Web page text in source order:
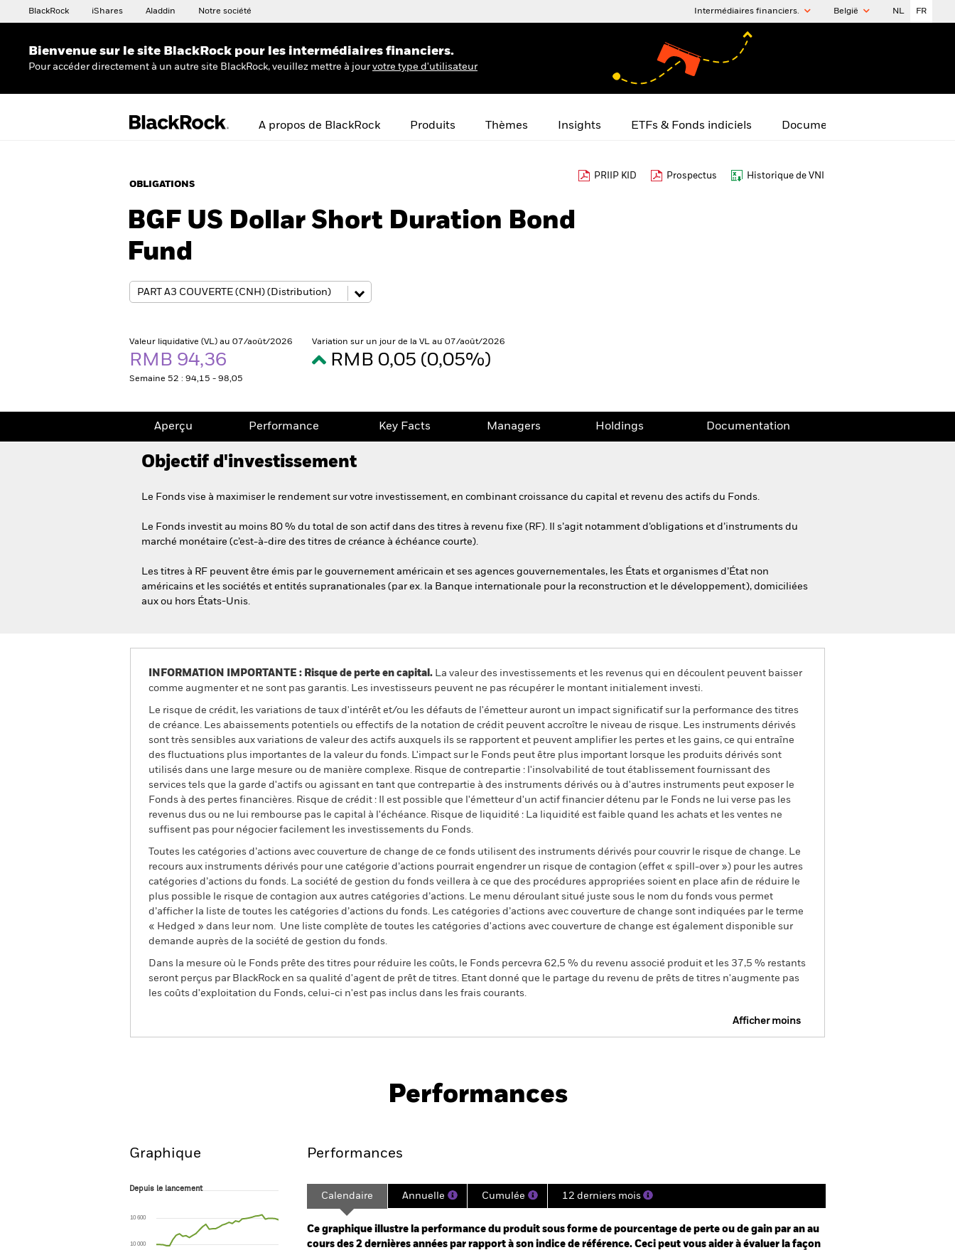
BlackRock iShares Aladdin Notre société Intermédiaires financiers. België NL FR
Bienvenue sur le site BlackRock pour les intermédiaires financiers.
Pour accéder directement à un autre site BlackRock, veuillez mettre à jour votre type d'utilisateur
A propos de BlackRock Produits Thèmes Insights ETFs & Fonds indiciels Documents
OBLIGATIONS
PRIIP KID Prospectus Historique de VNI
BGF US Dollar Short Duration Bond
Fund
Valeur liquidative (VL) au 07/août/2026
RMB 94,36
Semaine 52 : 94,15 - 98,05
Variation sur un jour de la VL au 07/août/2026
RMB 0,05 (0,05%)
Aperçu Performance Key Facts Managers Holdings Documentation
Objectif d'investissement
Le Fonds vise à maximiser le rendement sur votre investissement, en combinant croissance du capital et revenu des actifs du Fonds.
Le Fonds investit au moins 80 % du total de son actif dans des titres à revenu fixe (RF). Il s’agit notamment d’obligations et d’instruments du
marché monétaire (c’est-à-dire des titres de créance à échéance courte).
Les titres à RF peuvent être émis par le gouvernement américain et ses agences gouvernementales, les États et organismes d’État non
américains et les sociétés et entités supranationales (par ex. la Banque internationale pour la reconstruction et le développement), domiciliées
aux ou hors États-Unis.
INFORMATION IMPORTANTE : Risque de perte en capital. La valeur des investissements et les revenus qui en découlent peuvent baisser
comme augmenter et ne sont pas garantis. Les investisseurs peuvent ne pas récupérer le montant initialement investi.
Le risque de crédit, les variations de taux d'intérêt et/ou les défauts de l'émetteur auront un impact significatif sur la performance des titres
de créance. Les abaissements potentiels ou effectifs de la notation de crédit peuvent accroître le niveau de risque. Les instruments dérivés
sont très sensibles aux variations de valeur des actifs auxquels ils se rapportent et peuvent amplifier les pertes et les gains, ce qui entraîne
des fluctuations plus importantes de la valeur du fonds. L'impact sur le Fonds peut être plus important lorsque les produits dérivés sont
utilisés dans une large mesure ou de manière complexe. Risque de contrepartie : l'insolvabilité de tout établissement fournissant des
services tels que la garde d'actifs ou agissant en tant que contrepartie à des instruments dérivés ou à d'autres instruments peut exposer le
Fonds à des pertes financières. Risque de crédit : Il est possible que l'émetteur d'un actif financier détenu par le Fonds ne lui verse pas les
revenus dus ou ne lui rembourse pas le capital à l'échéance. Risque de liquidité : La liquidité est faible quand les achats et les ventes ne
suffisent pas pour négocier facilement les investissements du Fonds.
Toutes les catégories d’actions avec couverture de change de ce fonds utilisent des instruments dérivés pour couvrir le risque de change. Le
recours aux instruments dérivés pour une catégorie d’actions pourrait engendrer un risque de contagion (effet « spill-over ») pour les autres
catégories d’actions du fonds. La société de gestion du fonds veillera à ce que des procédures appropriées soient en place afin de réduire le
plus possible le risque de contagion aux autres catégories d’actions. Le menu déroulant situé juste sous le nom du fonds vous permet
d’afficher la liste de toutes les catégories d’actions du fonds. Les catégories d’actions avec couverture de change sont indiquées par le terme
« Hedged » dans leur nom. Une liste complète de toutes les catégories d'actions avec couverture de change est également disponible sur
demande auprès de la société de gestion du fonds.
Dans la mesure où le Fonds prête des titres pour réduire les coûts, le Fonds percevra 62,5 % du revenu associé produit et les 37,5 % restants
seront perçus par BlackRock en sa qualité d'agent de prêt de titres. Etant donné que le partage du revenu de prêts de titres n'augmente pas
les coûts d'exploitation du Fonds, celui-ci n'est pas inclus dans les frais courants.
Afficher moins
Key Facts Managers
Performances
Graphique
Depuis le lancement
The chart has 1 X axis displaying Time. Range: 2023-06-30 00:00:00 to 2026-07-31 00:00:00.
The chart has 1 Y axis displaying values. Range: -6 to 12.
Depuis le lancement
10 000
10 600
Performances
Calendaire Annuelle Cumulée 12 derniers mois
Ce graphique illustre la performance du produit sous forme de pourcentage de perte ou de gain par an au
cours des 2 dernières années par rapport à son indice de référence. Ceci peut vous aider à évaluer la façon